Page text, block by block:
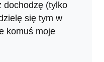
dochodzę (tylko
się tym w
komuś moje